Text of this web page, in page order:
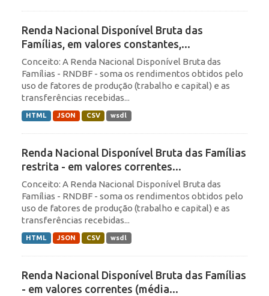
Renda Nacional Disponível Bruta das
Famílias, em valores constantes,...
Conceito: A Renda Nacional Disponível Bruta das
Famílias - RNDBF - soma os rendimentos obtidos pelo
uso de fatores de produção (trabalho e capital) e as
transferências recebidas...
HTML JSON CSV wsdl
Renda Nacional Disponível Bruta das Famílias
restrita - em valores correntes...
Conceito: A Renda Nacional Disponível Bruta das
Famílias - RNDBF - soma os rendimentos obtidos pelo
uso de fatores de produção (trabalho e capital) e as
transferências recebidas...
HTML JSON CSV wsdl
Renda Nacional Disponível Bruta das Famílias
- em valores correntes (média...